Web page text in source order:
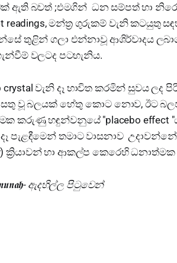
ඇති බවත් ;එමගින් ධන සම්පත් හා
මන්ත්‍ර ගුරුකම් වැනි කටයුතු
තුළින් ගලා එන්නාවූ ආශිර්වාදය
වලටද පටහැනිය.
crystal වැනි දෑ භාවිත කරමින් සුවය
වූ බලයක්‌ හේතු කොට නොව, ඊට
කරුණු හඳුන්වනුයේ "placebo effect
පැළඳීමෙන් තමාට වාසනාව
ක්‍රියාවන් හා ආකල්ප කෙරෙහි
ඇදහිල්ල පිටුවෙන්